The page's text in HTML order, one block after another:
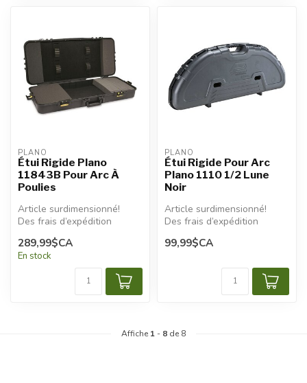
PLANO
Étui Rigide Plano
11843B Pour Arc À
Poulies
Article surdimensionné!
Des frais d’expédition
additionnels seront
appliqu...
289,99$CA
En stock
PLANO
Étui Rigide Pour Arc
Plano 1110 1/2 Lune
Noir
Article surdimensionné!
Des frais d’expédition
additionnels seront
appliqués.
99,99$CA
Affiche 1 - 8 de 8